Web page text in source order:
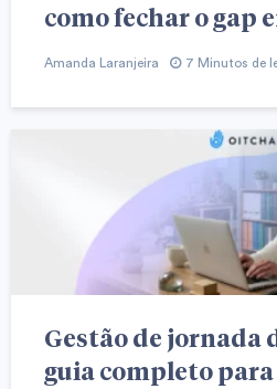
como fechar o gap
Amanda Laranjeira 7 Minutos de
Gestão de jornada
guia completo